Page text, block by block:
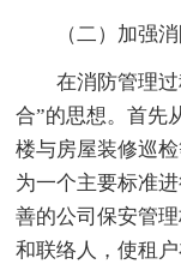
（二）加强消
在消防管理过
合”的思想。首先
楼与房屋装修巡
为一个主要标准
善的公司保安管
和联络人，使租